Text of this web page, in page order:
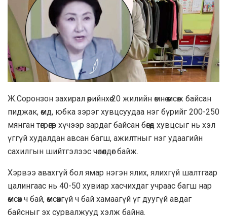
Ж.Соронзон захирал өөрийнхөө 20 жилийн өмнө өмсөж байсан
пиджак, өмд, юбка зэрэг хувцсуудаа нэг бүрийг 200-250
мянган төгрөгөөр хүчээр зардаг байсан бөгөөд хувцсыг нь хэл
үггүй худалдан авсан багш, ажилтныг нэг удаагийн
сахилгын шийтгэлээс чөлөөлдөг байж.
Хэрвээ авахгүй бол ямар нэгэн ялих, ялихгүй шалтгаар
цалингаас нь 40-50 хувиар хасчихдаг учраас багш нар
өмсөх ч бай, өмсөхгүй ч бай хамаагүй үг дуугүй авдаг
байсныг эх сурвалжууд хэлж байна.